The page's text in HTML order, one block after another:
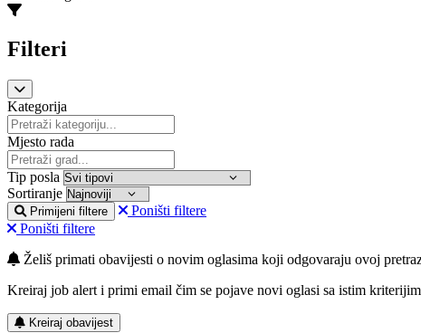
Filteri
Kategorija
Mjesto rada
Tip posla
Sortiranje
Primijeni filtere
Poništi filtere
Poništi filtere
Želiš primati obavijesti o novim oglasima koji odgovaraju ovoj
Kreiraj job alert i primi email čim se pojave novi oglasi sa istim
Kreiraj obavijest